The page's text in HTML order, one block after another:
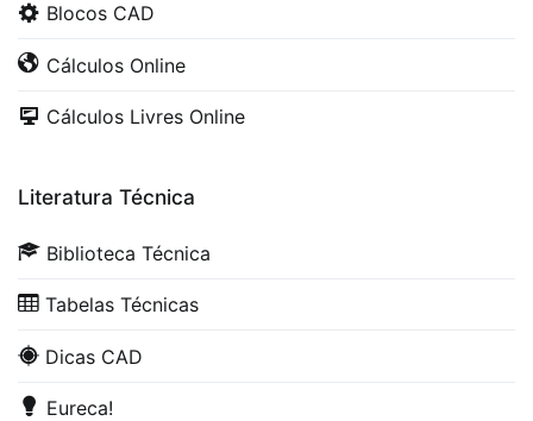
Blocos CAD
Cálculos Online
Cálculos Livres Online
Literatura Técnica
Biblioteca Técnica
Tabelas Técnicas
Dicas CAD
Eureca!